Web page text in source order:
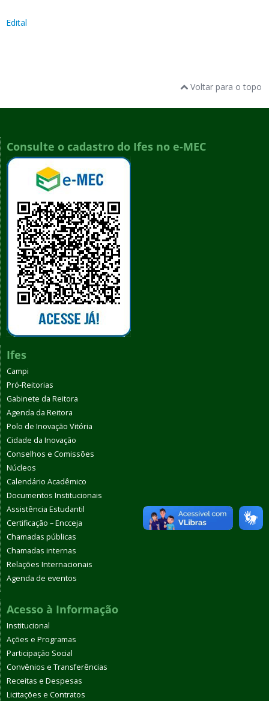
Edital
Voltar para o topo
Consulte o cadastro do Ifes no e-MEC
Ifes
Campi
Pró-Reitorias
Gabinete da Reitora
Agenda da Reitora
Polo de Inovação Vitória
Cidade da Inovação
Conselhos e Comissões
Núcleos
Calendário Acadêmico
Documentos Institucionais
Assistência Estudantil
Certificação – Encceja
Chamadas públicas
Chamadas internas
Relações Internacionais
Agenda de eventos
Acesso à Informação
Institucional
Ações e Programas
Participação Social
Convênios e Transferências
Receitas e Despesas
Licitações e Contratos